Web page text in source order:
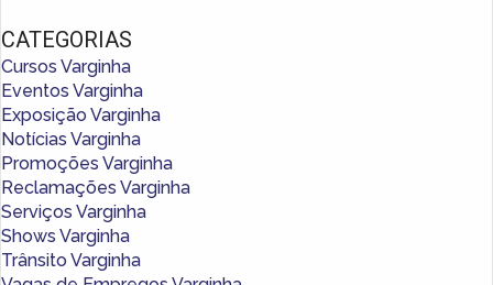
CATEGORIAS
Cursos Varginha
Eventos Varginha
Exposição Varginha
Notícias Varginha
Promoções Varginha
Reclamações Varginha
Serviços Varginha
Shows Varginha
Trânsito Varginha